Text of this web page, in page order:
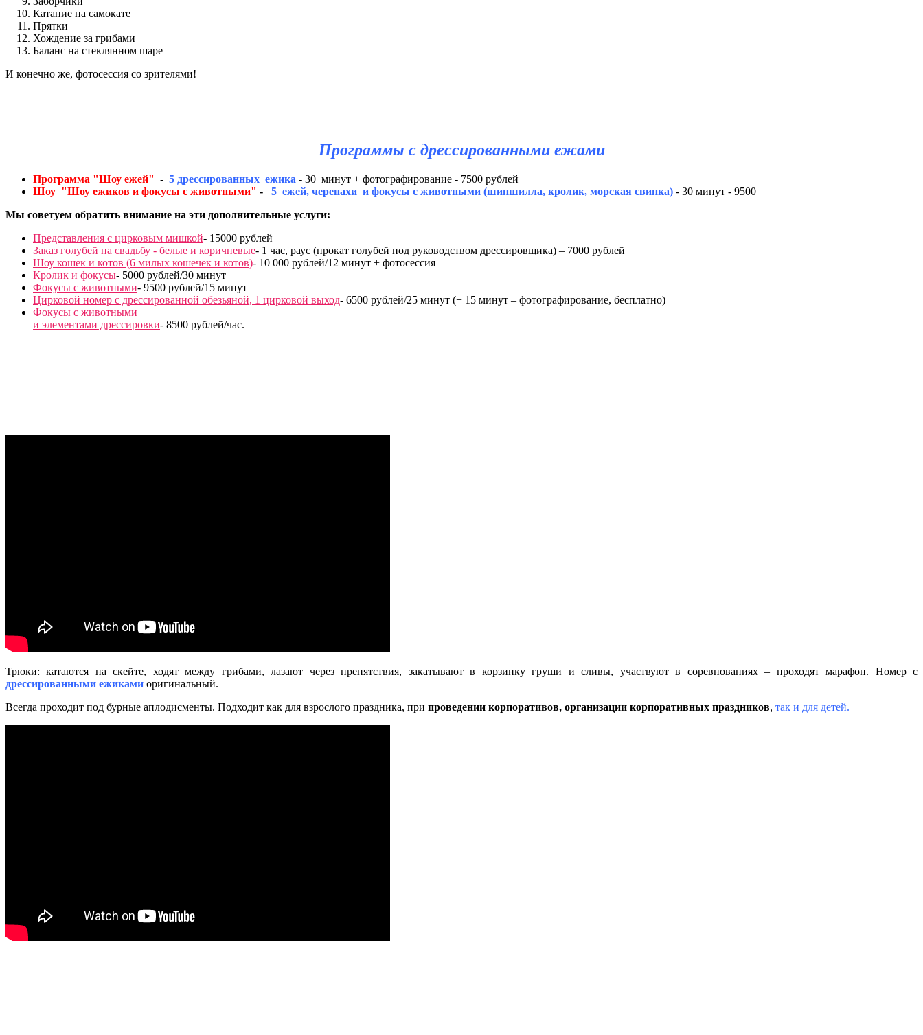
Катание на самокате
Прятки
Хождение за грибами
Баланс на стеклянном шаре
И конечно же, фотосессия со зрителями!
Программы с дрессированными ежами
Программа "Шоу ежей" - 5 дрессированных ежика - 30 минут + фотографирование - 7500 рублей
Шоу "Шоу ежиков и фокусы с животными" - 5 ежей, черепахи и фокусы с животными (шиншилла, кролик, морская свинка) - 30 минут - 9500
Мы советуем обратить внимание на эти дополнительные услуги:
Представления с цирковым мишкой- 15000 рублей
Заказ голубей на свадьбу - белые и коричневые- 1 час, раус (прокат голубей под руководством дрессировщика) – 7000 рублей
Шоу кошек и котов (6 милых кошечек и котов)- 10 000 рублей/12 минут + фотосессия
Кролик и фокусы- 5000 рублей/30 минут
Фокусы с животными- 9500 рублей/15 минут
Цирковой номер с дрессированной обезьяной, 1 цирковой выход- 6500 рублей/25 минут (+ 15 минут – фотографирование, бесплатно)
Фокусы с животными
и элементами дрессировки- 8500 рублей/час.
Трюки: катаются на скейте, ходят между грибами, лазают через препятствия, закатывают в корзинку груши и сливы, участвуют в соревнованиях – проходят марафон. Номер с
дрессированными ежиками оригинальный.
Всегда проходит под бурные аплодисменты. Подходит как для взрослого праздника, при проведении корпоративов, организации корпоративных праздников, так и для детей.